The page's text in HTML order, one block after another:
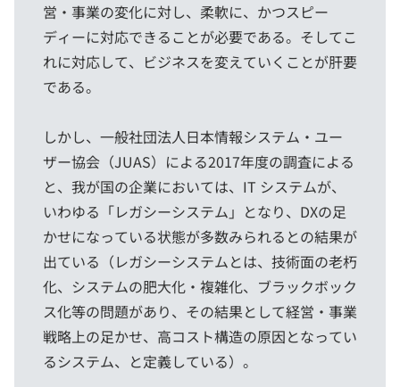
営・事業の変化に対し、柔軟に、かつスピー
ディーに対応できることが必要である。そしてこ
れに対応して、ビジネスを変えていくことが肝要
である。
しかし、一般社団法人日本情報システム・ユー
ザー協会（JUAS）による2017年度の調査による
と、我が国の企業においては、IT システムが、
いわゆる「レガシーシステム」となり、DXの足
かせになっている状態が多数みられるとの結果が
出ている（レガシーシステムとは、技術面の老朽
化、システムの肥大化・複雑化、ブラックボック
ス化等の問題があり、その結果として経営・事業
戦略上の足かせ、高コスト構造の原因となってい
るシステム、と定義している）。